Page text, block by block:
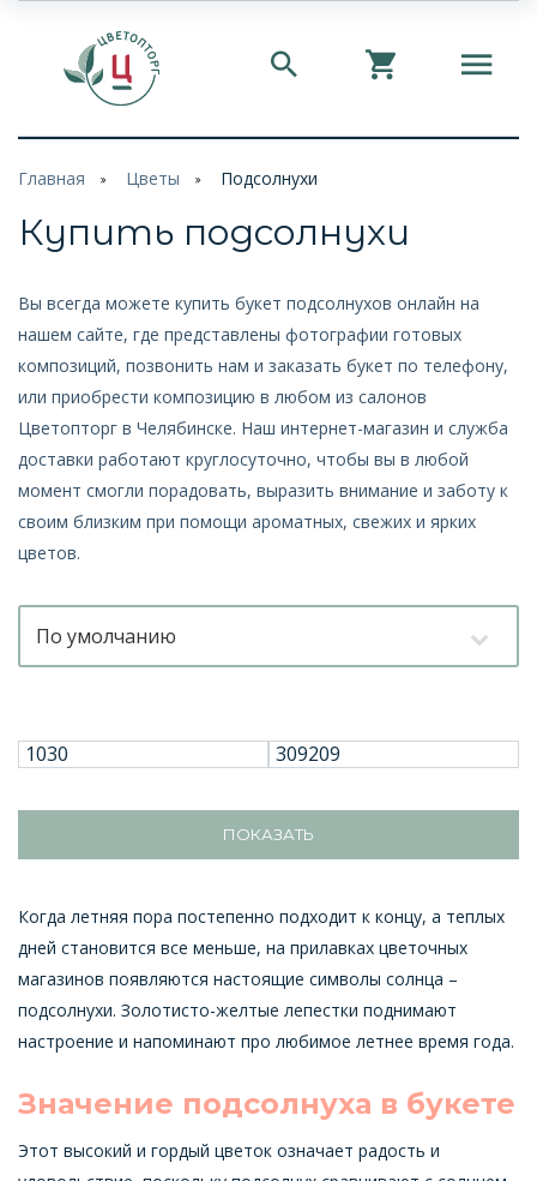
Главная Цветы Подсолнухи
Купить подсолнухи
Вы всегда можете купить букет подсолнухов онлайн на
нашем сайте, где представлены фотографии готовых
композиций, позвонить нам и заказать букет по телефону,
или приобрести композицию в любом из салонов
Цветопторг в Челябинске. Наш интернет-магазин и служба
доставки работают круглосуточно, чтобы вы в любой
момент смогли порадовать, выразить внимание и заботу к
своим близким при помощи ароматных, свежих и ярких
цветов.
По умолчанию
ПОКАЗАТЬ
Когда летняя пора постепенно подходит к концу, а теплых
дней становится все меньше, на прилавках цветочных
магазинов появляются настоящие символы солнца –
подсолнухи. Золотисто-желтые лепестки поднимают
настроение и напоминают про любимое летнее время года.
Значение подсолнуха в букете
Этот высокий и гордый цветок означает радость и